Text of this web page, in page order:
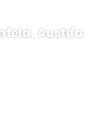
Austria